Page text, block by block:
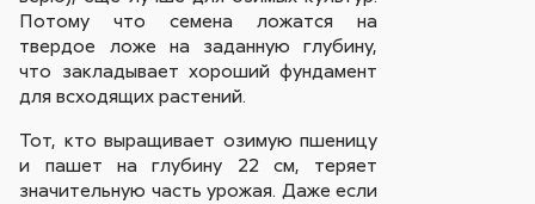
Потому что семена ложатся на
твердое ложе на заданную глубину,
что закладывает хороший фундамент
для всходящих растений.
Тот, кто выращивает озимую пшеницу
и пашет на глубину 22 см, теряет
значительную часть урожая. Даже если